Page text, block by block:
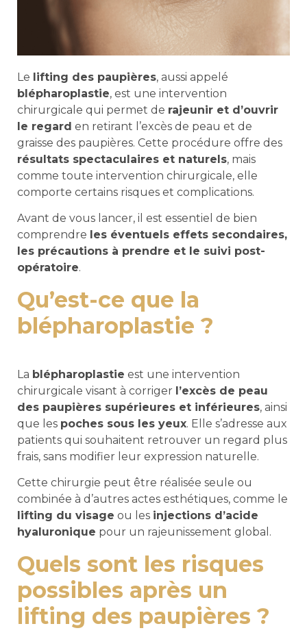
Le lifting des paupières, aussi appelé
blépharoplastie, est une intervention
chirurgicale qui permet de rajeunir et d’ouvrir
le regard en retirant l’excès de peau et de
graisse des paupières. Cette procédure offre des
résultats spectaculaires et naturels, mais
comme toute intervention chirurgicale, elle
comporte certains risques et complications.
Avant de vous lancer, il est essentiel de bien
comprendre les éventuels effets secondaires,
les précautions à prendre et le suivi post-
opératoire.
Qu’est-ce que la
blépharoplastie ?
La blépharoplastie est une intervention
chirurgicale visant à corriger l’excès de peau
des paupières supérieures et inférieures, ainsi
que les poches sous les yeux. Elle s’adresse aux
patients qui souhaitent retrouver un regard plus
frais, sans modifier leur expression naturelle.
Cette chirurgie peut être réalisée seule ou
combinée à d’autres actes esthétiques, comme le
lifting du visage ou les injections d’acide
hyaluronique pour un rajeunissement global.
Quels sont les risques
possibles après un
lifting des paupières ?